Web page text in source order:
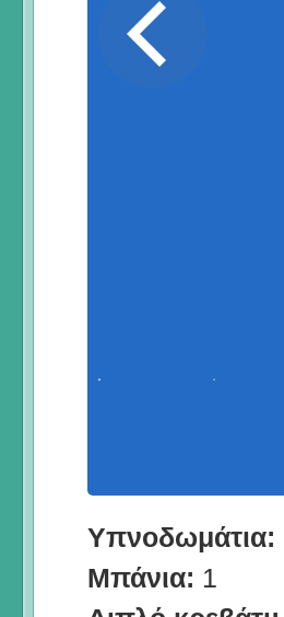
Υπνοδωμάτια:
Μπάνια: 1